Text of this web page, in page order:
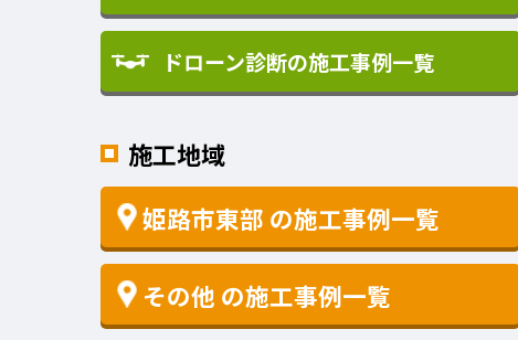
ドローン診断の施工事例一覧
施工地域
姫路市東部 の施工事例一覧
その他 の施工事例一覧